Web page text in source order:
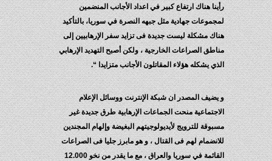
رأينا هناك ارتفاع كبير في اعداد الأجانب المنضمين
لمجموعات جهادية مثل جبهه النصرة في سوريا، بالتأكيد
هناك مشكلة ليست جديدة فى تزايد سفر الإرهابيين إلى
مناطق الصراعات الخارجية ، ولكن أصبح التهديد الإرهابي
الذي يشكله هؤلاء المقاتلون الأجانب متزايدا “.
و يضيف المصدر ان شبكة الإنترنت ووسائل الإعلام
الاجتماعية منحت الجماعات الإرهابية طرق جديدة غير
مسبوقة للترويج لأيديولوجيتهم البغيضة وإلهام المجندين
للانضمام لهم فى القتال ، و هو مابرز جليا فى الصراعات
القائمة في سوريا والعراق ، مع ما يقدر من نخو 12.000